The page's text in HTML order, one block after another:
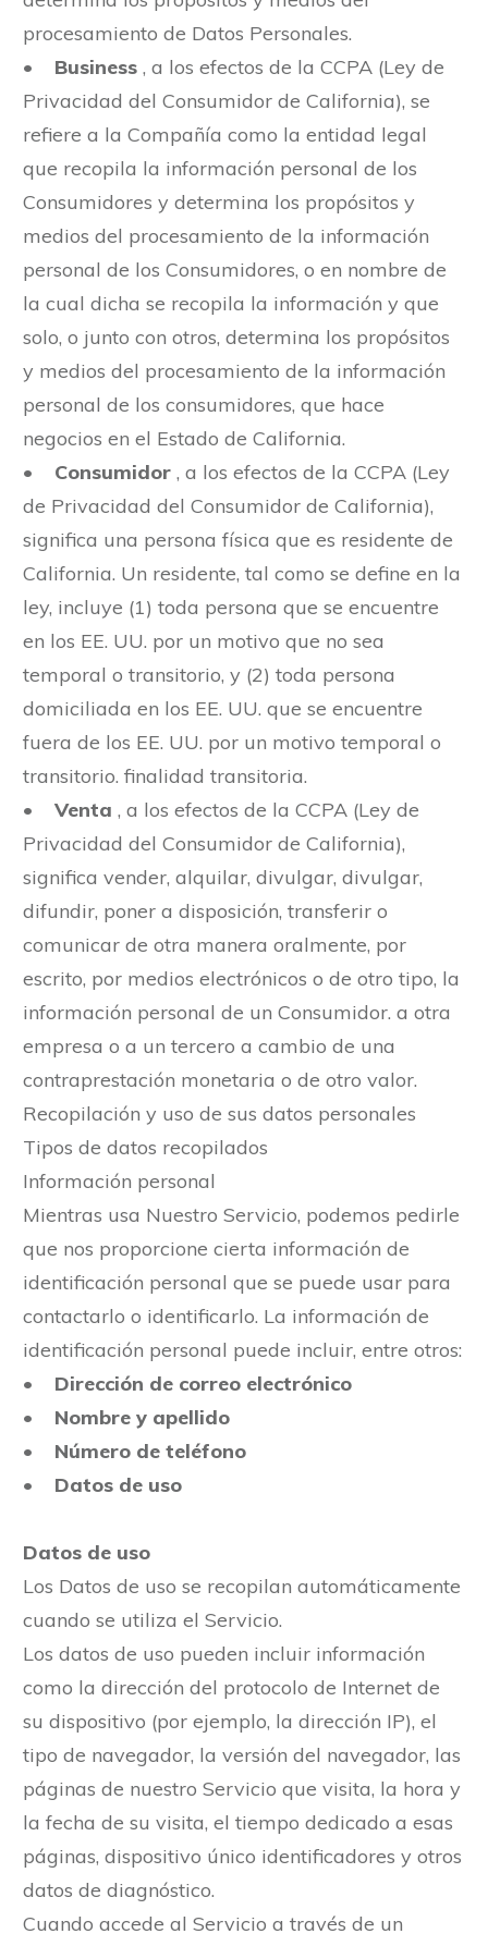
procesamiento de Datos Personales.
• Business , a los efectos de la CCPA (Ley de
Privacidad del Consumidor de California), se
refiere a la Compañía como la entidad legal
que recopila la información personal de los
Consumidores y determina los propósitos y
medios del procesamiento de la información
personal de los Consumidores, o en nombre de
la cual dicha se recopila la información y que
solo, o junto con otros, determina los propósitos
y medios del procesamiento de la información
personal de los consumidores, que hace
negocios en el Estado de California.
• Consumidor , a los efectos de la CCPA (Ley
de Privacidad del Consumidor de California),
significa una persona física que es residente de
California. Un residente, tal como se define en la
ley, incluye (1) toda persona que se encuentre
en los EE. UU. por un motivo que no sea
temporal o transitorio, y (2) toda persona
domiciliada en los EE. UU. que se encuentre
fuera de los EE. UU. por un motivo temporal o
transitorio. finalidad transitoria.
• Venta , a los efectos de la CCPA (Ley de
Privacidad del Consumidor de California),
significa vender, alquilar, divulgar, divulgar,
difundir, poner a disposición, transferir o
comunicar de otra manera oralmente, por
escrito, por medios electrónicos o de otro tipo, la
información personal de un Consumidor. a otra
empresa o a un tercero a cambio de una
contraprestación monetaria o de otro valor.
Recopilación y uso de sus datos personales
Tipos de datos recopilados
Información personal
Mientras usa Nuestro Servicio, podemos pedirle
que nos proporcione cierta información de
identificación personal que se puede usar para
contactarlo o identificarlo. La información de
identificación personal puede incluir, entre otros:
• Dirección de correo electrónico
• Nombre y apellido
• Número de teléfono
• Datos de uso
Datos de uso
Los Datos de uso se recopilan automáticamente
cuando se utiliza el Servicio.
Los datos de uso pueden incluir información
como la dirección del protocolo de Internet de
su dispositivo (por ejemplo, la dirección IP), el
tipo de navegador, la versión del navegador, las
páginas de nuestro Servicio que visita, la hora y
la fecha de su visita, el tiempo dedicado a esas
páginas, dispositivo único identificadores y otros
datos de diagnóstico.
Cuando accede al Servicio a través de un